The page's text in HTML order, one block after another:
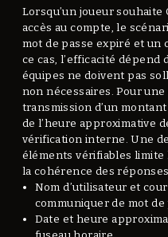
Lorsqu’un joueur
accès au compte, le
mot de passe expiré et un
ce cas, l’efficacité dépend
équipes ne doivent pas
non nécessaires. Pour
transmission d’un
de l’heure approximative
vérification interne. Une
éléments vérifiables
la cohérence des
Nom d’utilisateur et
communiquer de mot de
Date et heure